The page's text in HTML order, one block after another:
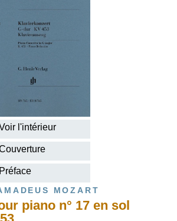
l'intérieur
Préface
MOZART
piano n° 17 en sol